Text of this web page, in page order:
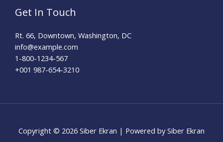
Get In Touch
Rt. 66, Downtown, Washington, DC
info@example.com​
1-800-1234-567
+001 987-654-3210
Copyright © 2026 Siber Ekran | Powered by Siber Ekran